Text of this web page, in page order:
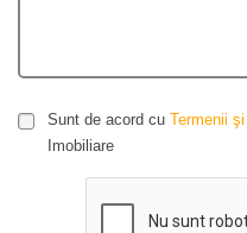
Sunt de acord cu Termenii
Imobiliare